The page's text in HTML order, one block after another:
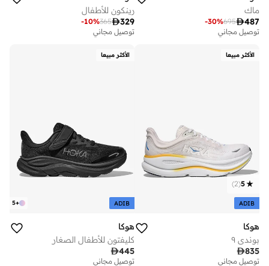
ماك
487
695
-30%
توصيل مجاني
رينكون للأطفال
329
365
-10%
توصيل مجاني
الأكثر مبيعا
5
(
2
)
ADIB
هوكا
بوندي ٩
835
توصيل مجاني
الأكثر مبيعا
+
5 ADIB
هوكا
كليفتون للأطفال الصغار
445
توصيل مجاني